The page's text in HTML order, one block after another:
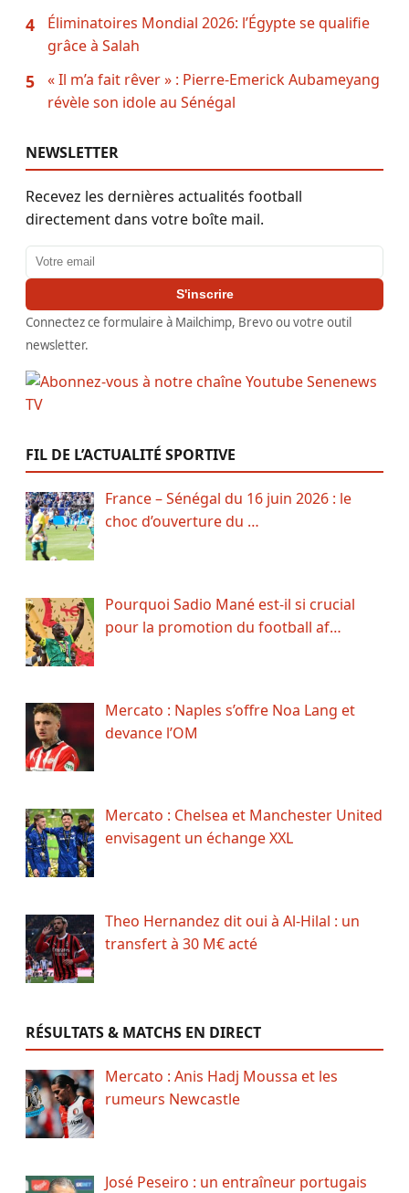
4
Éliminatoires Mondial 2026: l’Égypte se qualifie
grâce à Salah
5
« Il m’a fait rêver » : Pierre-Emerick Aubameyang
révèle son idole au Sénégal
NEWSLETTER
Recevez les dernières actualités football
directement dans votre boîte mail.
Adresse email
S'inscrire
Connectez ce formulaire à Mailchimp, Brevo ou votre outil
newsletter.
FIL DE L’ACTUALITÉ SPORTIVE
France – Sénégal du 16 juin 2026 : le
choc d’ouverture du …
Pourquoi Sadio Mané est-il si crucial
pour la promotion du football af…
Mercato : Naples s’offre Noa Lang et
devance l’OM
Mercato : Chelsea et Manchester United
envisagent un échange XXL
Theo Hernandez dit oui à Al-Hilal : un
transfert à 30 M€ acté
RÉSULTATS & MATCHS EN DIRECT
Mercato : Anis Hadj Moussa et les
rumeurs Newcastle
José Peseiro : un entraîneur portugais